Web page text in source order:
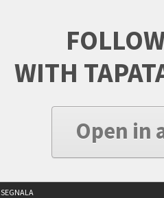
WITH
Open in
SEGNALA